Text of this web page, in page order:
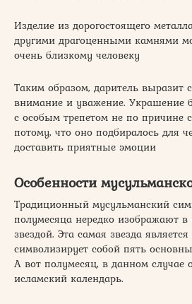
Изделие из дорогостоящего
другими драгоценными камнями
очень близкому человеку
Таким образом, даритель выразит
внимание и уважение. Украшение
с особым трепетом не по причине
потому, что оно подбиралось для
доставить приятные эмоции
Особенности
Традиционный мусульманский
полумесяца нередко изображают в
звездой. Эта самая звезда
символизирует собой пять
А вот полумесяц, в данном случае
исламский календарь.